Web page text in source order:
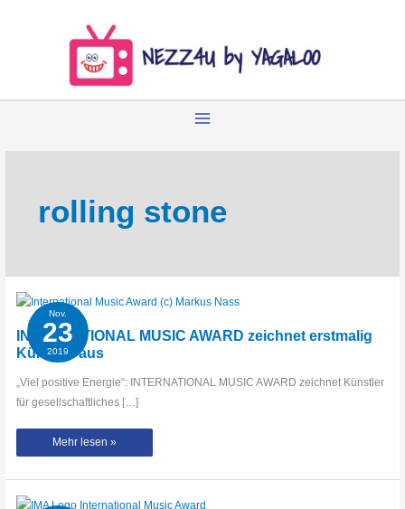
rolling stone
Nov.
23
2019
INTERNATIONAL MUSIC AWARD zeichnet erstmalig
Künstler aus
„Viel positive Energie“: INTERNATIONAL MUSIC AWARD zeichnet Künstler
für gesellschaftliches […]
INTERNATIONAL
erstmalig
aus
Mehr lesen »